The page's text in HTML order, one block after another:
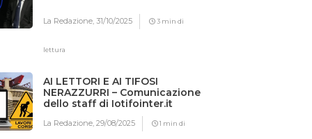
La Redazione,31/10/2025 3 min di
lettura
AI LETTORI E AI TIFOSI
NERAZZURRI – Comunicazione
dello staff di Iotifointer.it
La Redazione,29/08/2025 1 min di